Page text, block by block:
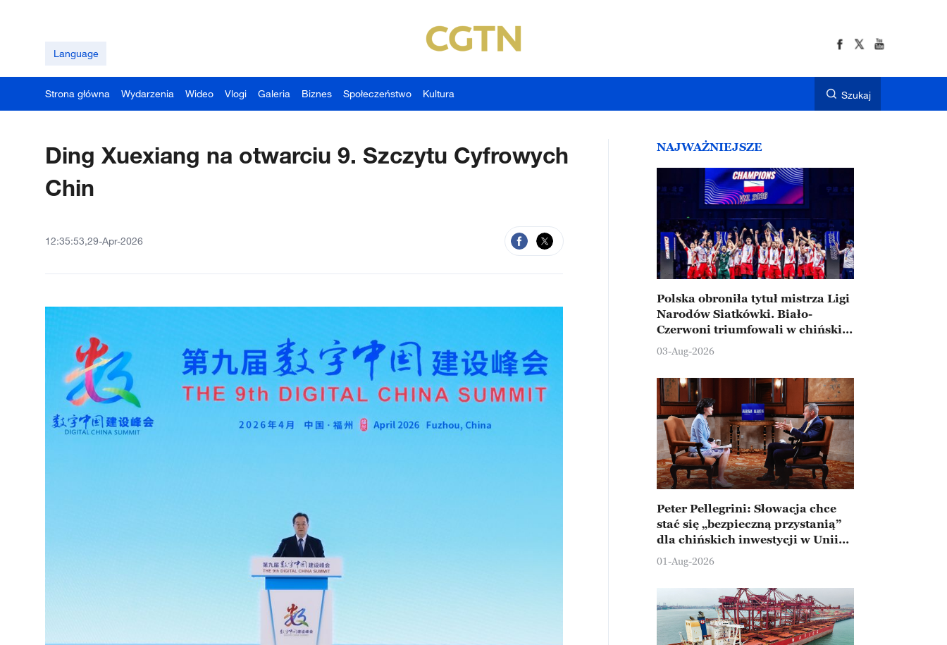
Language
Strona główna Wydarzenia Wideo Vlogi Galeria Biznes Społeczeństwo Kultura Szukaj
Ding Xuexiang na otwarciu 9. Szczytu Cyfrowych
Chin
12:35:53,29-Apr-2026
NAJWAŻNIEJSZE
Polska obroniła tytuł mistrza Ligi
Narodów Siatkówki. Biało-
Czerwoni triumfowali w chińskim
Ningbo
03-Aug-2026
Peter Pellegrini: Słowacja chce
stać się „bezpieczną przystanią”
dla chińskich inwestycji w Unii
Europejskiej
01-Aug-2026